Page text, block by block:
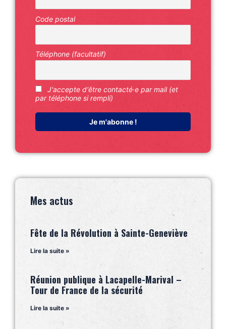
Code postal
Téléphone (facultatif)
J'accepte d'être contacté·e par mail (et
par téléphone si rempli)
Mes actus
Fête de la Révolution à Sainte-Geneviève
Lire la suite »
Réunion publique à Lacapelle-Marival –
Tour de France de la sécurité
Lire la suite »